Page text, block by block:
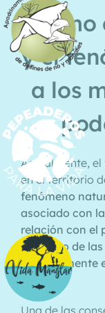
y el
a los
Actualmente,
en el territorio
fenómeno
asociado con
relación con el
aumento de
especialmente
país .